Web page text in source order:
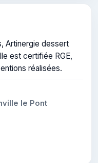
Artinergie dessert
est certifiée RGE,
réalisées.
le Pont